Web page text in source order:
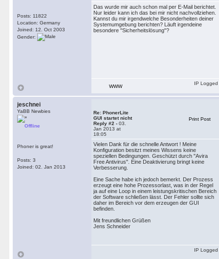
Posts: 11822
Location: Germany
Joined: 12. Oct 2003
Gender:
Das wurde mir auch schon mal per E-Mail berichtet.
Nur leider kann ich das bei mir nicht nachvollziehen.
Kannst du mir irgendwelche Besonderheiten deiner
Systemumgebung berichten? Läuft irgendeine
besondere "Sicherheitslösung"?
WWW
IP Logged
jeschnei
YaBB Newbies
Offline
Phoner is great!
Posts: 3
Joined: 02. Jan 2013
Re: PhonerLite
GUI startet nicht
Reply #2 - 03.
Jan 2013 at
18:05
Print Post
Vielen Dank für die schnelle Antwort ! Meine
Konfiguration besitzt meines Wissens keine
speziellen Bedingungen. Geschützt durch "Avira
Free Antivirus". Eine Deaktivierung bringt keine
Verbesserung.
Eine Sache habe ich jedoch bemerkt. Der Prozess
erzeugt eine hohe Prozessorlast, was in der Regel
ja auf eine Loop in einem leistungskritischen Bereich
der Software schließen lässt. Der Fehler sollte sich
daher im Bereich vor dem erzeugen der GUI
befinden.
Mit freundlichen Grüßen
Jens Schneider
IP Logged